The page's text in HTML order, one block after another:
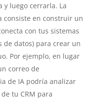
y luego cerrarla. La
consiste en construir un
con tus sistemas
de datos) para crear un
Por ejemplo, en lugar
correo de
de IA podría analizar
tu CRM para